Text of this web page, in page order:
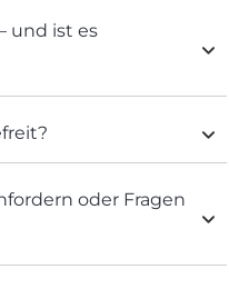
und ist es
oder Fragen